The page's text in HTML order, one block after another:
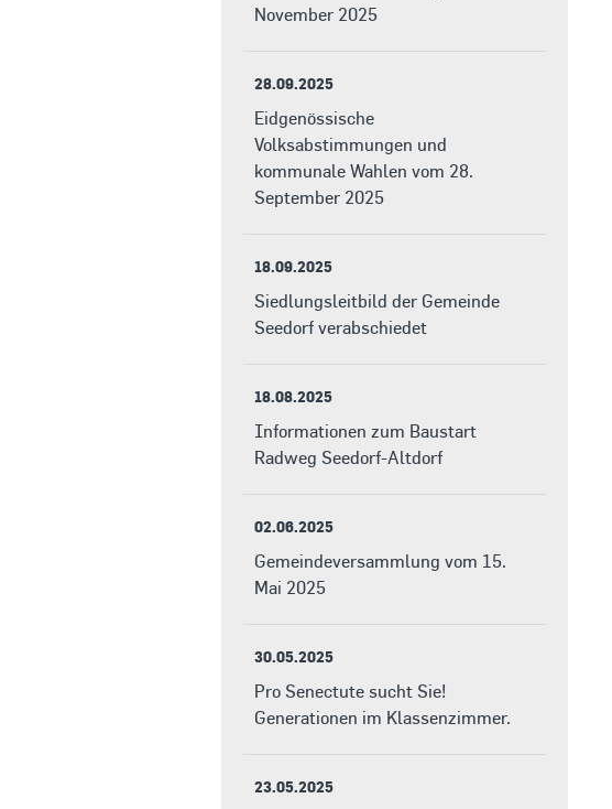
November 2025
28.09.2025
Eidgenössische
Volksabstimmungen und
kommunale Wahlen vom 28.
September 2025
18.09.2025
Siedlungsleitbild der Gemeinde
Seedorf verabschiedet
18.08.2025
Informationen zum Baustart
Radweg Seedorf-Altdorf
02.06.2025
Gemeindeversammlung vom 15.
Mai 2025
30.05.2025
Pro Senectute sucht Sie!
Generationen im Klassenzimmer.
23.05.2025